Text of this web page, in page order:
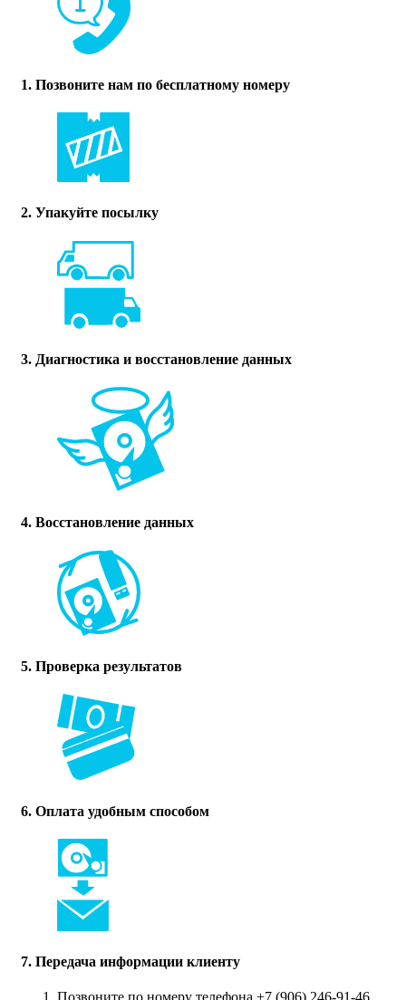
1. Позвоните нам по бесплатному номеру
2. Упакуйте посылку
3. Диагностика и восстановление данных
4. Восстановление данных
5. Проверка результатов
6. Оплата удобным способом
7. Передача информации клиенту